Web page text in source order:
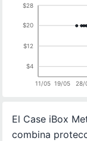
11/05 19/05 28/
$4
$12
$20
$28
El Case iBox
combina